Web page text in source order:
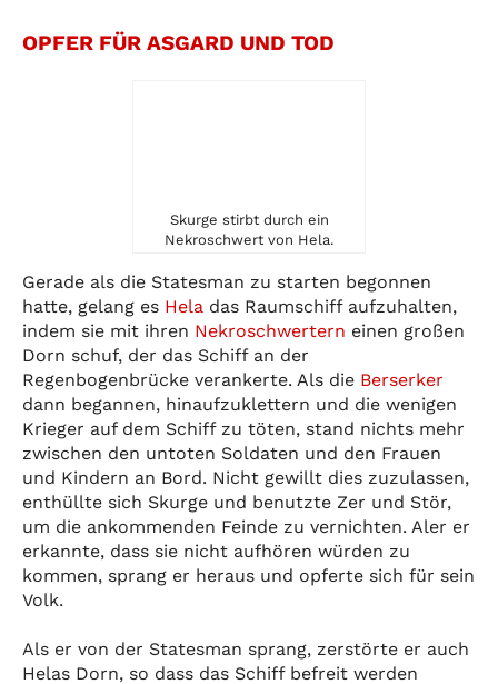
OPFER FÜR ASGARD UND TOD
Skurge stirbt durch ein
Nekroschwert von Hela.
Gerade als die Statesman zu starten begonnen
hatte, gelang es Hela das Raumschiff aufzuhalten,
indem sie mit ihren Nekroschwertern einen großen
Dorn schuf, der das Schiff an der
Regenbogenbrücke verankerte. Als die Berserker
dann begannen, hinaufzuklettern und die wenigen
Krieger auf dem Schiff zu töten, stand nichts mehr
zwischen den untoten Soldaten und den Frauen
und Kindern an Bord. Nicht gewillt dies zuzulassen,
enthüllte sich Skurge und benutzte Zer und Stör,
um die ankommenden Feinde zu vernichten. Aler er
erkannte, dass sie nicht aufhören würden zu
kommen, sprang er heraus und opferte sich für sein
Volk.
Als er von der Statesman sprang, zerstörte er auch
Helas Dorn, so dass das Schiff befreit werden